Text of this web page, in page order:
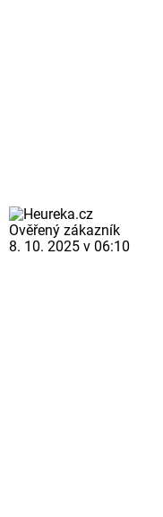
Ověřený zákazník
8. 10. 2025 v 06:10